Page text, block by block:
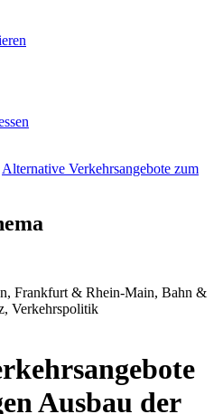
Alternative Verkehrsangebote zum
Frankfurt & Rhein-Main, Bahn &
Verkehrspolitik
Ausbau der